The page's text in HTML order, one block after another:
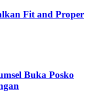
Fit and Proper
Buka Posko